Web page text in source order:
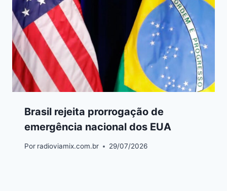
Brasil rejeita prorrogação de
emergência nacional dos EUA
Por radioviamix.com.br 29/07/2026